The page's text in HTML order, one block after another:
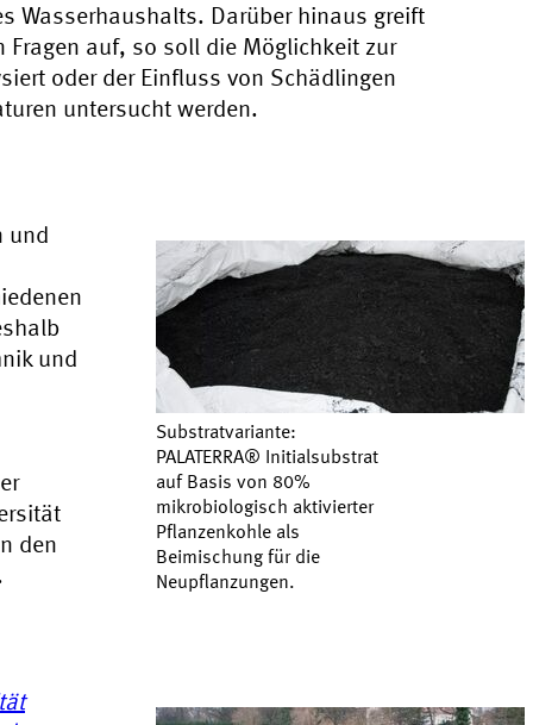
Wasserhaushalts. Darüber hinaus greift
Fragen auf, so soll die Möglichkeit zur
oder der Einfluss von Schädlingen
untersucht werden.
Substratvariante:
PALATERRA® Initialsubstrat
auf Basis von 80%
mikrobiologisch aktivierter
Pflanzenkohle als
Beimischung für die
Neupflanzungen.
und
und
den